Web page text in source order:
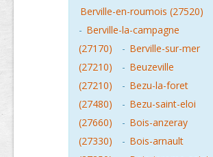
Berville-en-roumois (27520)
- Berville-la-campagne
(27170)
- Berville-sur-mer
(27210)
- Beuzeville
(27210)
- Bezu-la-foret
(27480)
- Bezu-saint-eloi
(27660)
- Bois-anzeray
(27330)
- Bois-arnault